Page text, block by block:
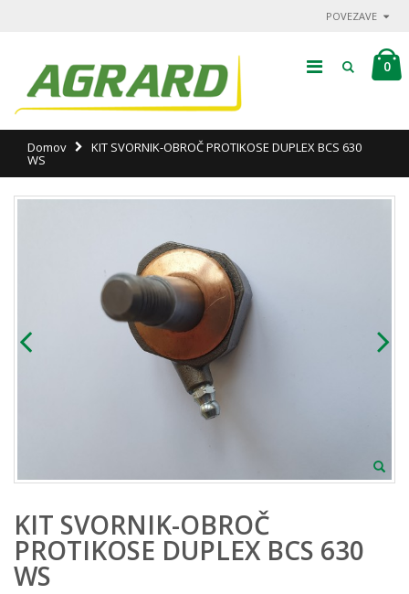
POVEZAVE
0
Domov KIT SVORNIK-OBROČ PROTIKOSE DUPLEX BCS 630
WS
KIT SVORNIK-OBROČ
PROTIKOSE DUPLEX BCS 630
WS